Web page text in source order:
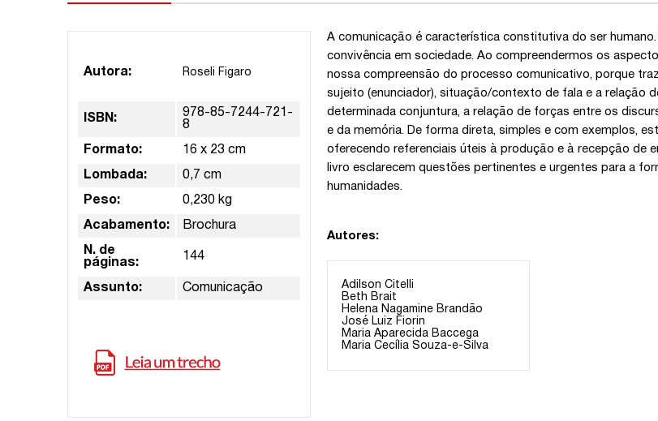
Autora: Roseli Figaro
ISBN:
978-85-7244-721-
8
Formato: 16 x 23 cm
Lombada: 0,7 cm
Peso: 0,230 kg
Acabamento: Brochura
N. de
páginas:
144
Assunto: Comunicação
A comunicação é característica constitutiva do ser
convivência em sociedade. Ao compreendermos os
nossa compreensão do processo comunicativo, porque
sujeito (enunciador), situação/contexto de fala e a relação
determinada conjuntura, a relação de forças entre os
e da memória. De forma direta, simples e com exemplos,
oferecendo referenciais úteis à produção e à recepção de
livro esclarecem questões pertinentes e urgentes para a
humanidades.
Autores:
Adilson Citelli
Beth Brait
Helena Nagamine Brandão
José Luiz Fiorin
Maria Aparecida Baccega
Maria Cecília Souza-e-Silva